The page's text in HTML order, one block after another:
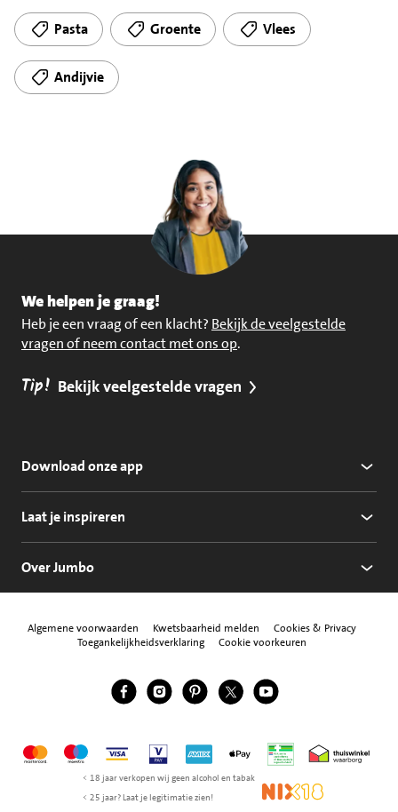
Pasta Groente Vlees
Andijvie
We helpen je graag!
Heb je een vraag of een klacht? Bekijk de veelgestelde
vragen of neem contact met ons op.
Tip! Bekijk veelgestelde vragen
Download onze app
Laat je inspireren
Over Jumbo
Algemene voorwaarden Kwetsbaarheid melden
Cookies & Privacy
Toegankelijkheidsverklaring
Cookie voorkeuren
Volg ons
Jumbo Facebook
Jumbo Instagram
Jumbo Pinterest
Jumbo Twitter
Jumbo YouTube
MastercardMaestroVisa Vpay American Express
Apple Pay Thuiswinkel
< 18 jaar verkopen wij geen alcohol en tabak
< 25 jaar? Laat je legitimatie zien!
NIX18